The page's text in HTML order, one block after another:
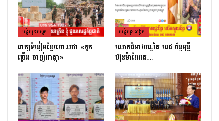
សន្តិសុខសង្គម
ពាក្យទំនៀមខ្មែរពោលថា «ភូត
ច្រើន ចាញ់អាត្មា»
សន្តិសុខសង្គម
លោកជំទាវបណ្ឌិត ពេជ ច័ន្ទមុន្នី
ហ៊ុនម៉ាណែត…